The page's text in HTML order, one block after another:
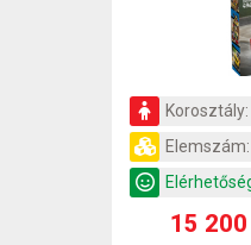
Korosztály:
Elemszám:
15